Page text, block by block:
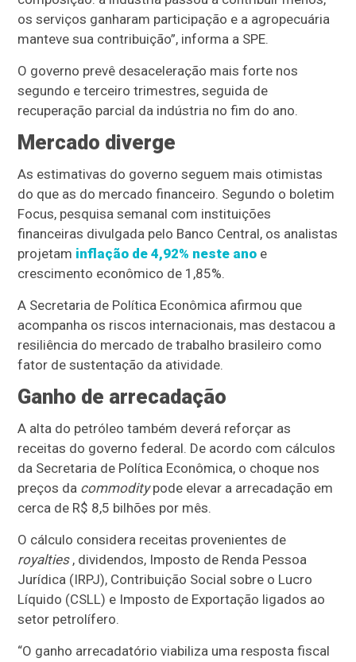
os serviços ganharam participação e a agropecuária
manteve sua contribuição”, informa a SPE.
O governo prevê desaceleração mais forte nos
segundo e terceiro trimestres, seguida de
recuperação parcial da indústria no fim do ano.
Mercado diverge
As estimativas do governo seguem mais otimistas
do que as do mercado financeiro. Segundo o boletim
Focus, pesquisa semanal com instituições
financeiras divulgada pelo Banco Central, os analistas
projetam inflação de 4,92% neste ano e
crescimento econômico de 1,85%.
A Secretaria de Política Econômica afirmou que
acompanha os riscos internacionais, mas destacou a
resiliência do mercado de trabalho brasileiro como
fator de sustentação da atividade.
Ganho de arrecadação
A alta do petróleo também deverá reforçar as
receitas do governo federal. De acordo com cálculos
da Secretaria de Política Econômica, o choque nos
preços da commoditypode elevar a arrecadação em
cerca de R$ 8,5 bilhões por mês.
O cálculo considera receitas provenientes de
royalties, dividendos, Imposto de Renda Pessoa
Jurídica (IRPJ), Contribuição Social sobre o Lucro
Líquido (CSLL) e Imposto de Exportação ligados ao
setor petrolífero.
“O ganho arrecadatório viabiliza uma resposta fiscal